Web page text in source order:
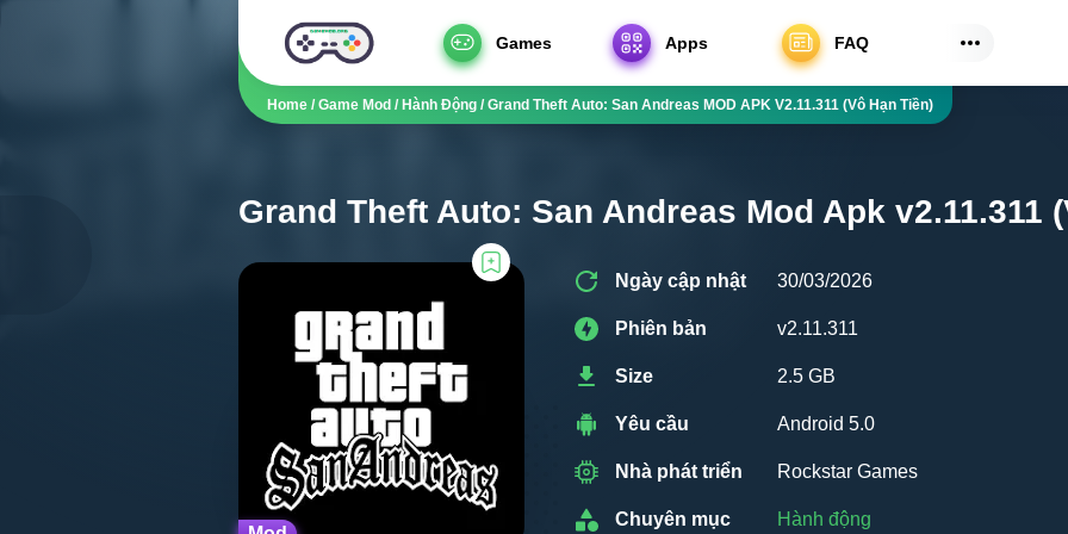
Games Apps FAQ
Home / Game Mod / Hành Động /Grand Theft Auto: San Andreas MOD APK V2.11.311 (Vô Hạn Tiền)
Grand Theft Auto: San Andreas Mod Apk v2.11.311
Ngày cập nhật 30/03/2026
Phiên bản v2.11.311
Size 2.5 GB
Yêu cầu Android 5.0
Nhà phát triển Rockstar Games
Chuyên mục Hành động